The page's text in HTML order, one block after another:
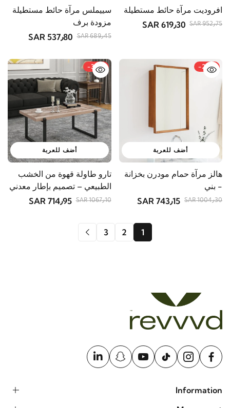
افروديت مرآة حائط مستطيلة
952٫75 SAR 619٫30 SAR
سييملس مرآة حائط مستطيلة
مزودة برف
689٫45 SAR 537٫80 SAR
-26%
أضف للعربة
هالز مرآة حمام مودرن بخزانة
- بني
1004٫30 SAR 743٫15 SAR
-33%
أضف للعربة
تارو طاولة قهوة من الخشب
الطبيعي – تصميم بإطار معدني
1067٫10 SAR 714٫95 SAR
1
2
3
Information